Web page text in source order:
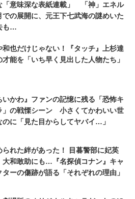
「意味深な表紙連載」 「神」エネル
での展開に、元王下七武海の謎めいた
も…
和也だけじゃない！『タッチ』上杉達
才能を「いち早く見出した人物たち」
いかわ』ファンの記憶に残る「恐怖キ
」の戦慄シーン 小さくてかわいい世
のに「見た目からしてヤバイ…」
られた絆があった！ 目暮警部に妃英
大和敢助にも…『名探偵コナン』キャ
ターの傷跡が語る「それぞれの理由」